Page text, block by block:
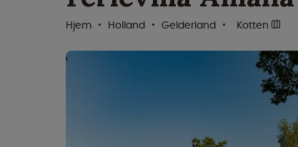
Hjem
Holland Gelderland Kotten